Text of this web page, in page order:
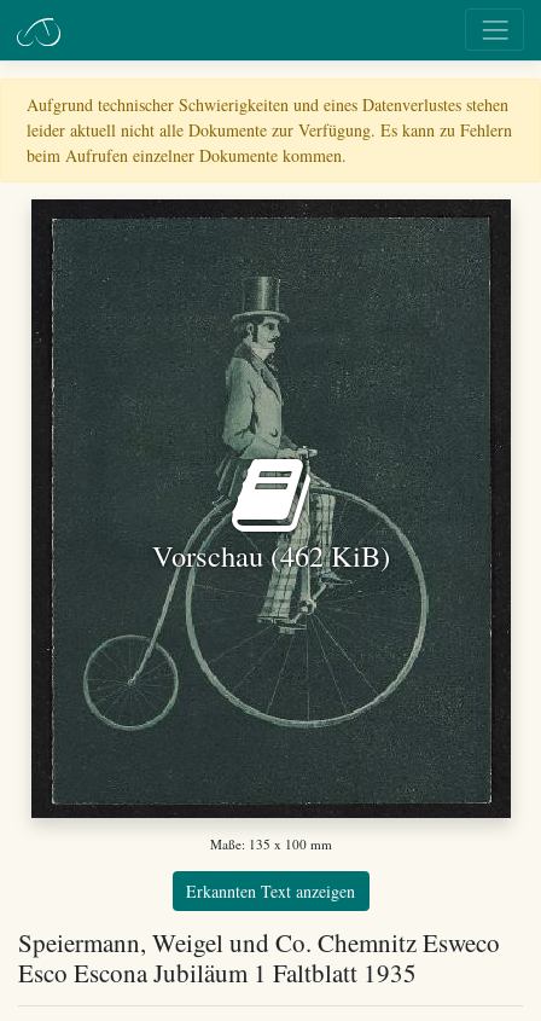
Aufgrund technischer Schwierigkeiten und eines Datenverlustes stehen
leider aktuell nicht alle Dokumente zur Verfügung. Es kann zu Fehlern
beim Aufrufen einzelner Dokumente kommen.
Vorschau (462 KiB)
Maße: 135 x 100 mm
Erkannten Text anzeigen
Speiermann, Weigel und Co. Chemnitz Esweco
Esco Escona Jubiläum 1 Faltblatt 1935